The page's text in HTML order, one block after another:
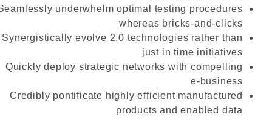
Seamlessly underwhelm optimal testing procedures
whereas bricks-and-clicks
Synergistically evolve 2.0 technologies rather than
just in time initiatives
Quickly deploy strategic networks with compelling
e-business
Credibly pontificate highly efficient manufactured
products and enabled data